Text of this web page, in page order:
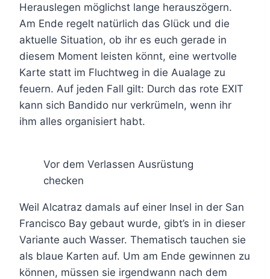
Herauslegen möglichst lange herauszögern.
Am Ende regelt natürlich das Glück und die
aktuelle Situation, ob ihr es euch gerade in
diesem Moment leisten könnt, eine wertvolle
Karte statt im Fluchtweg in die Aualage zu
feuern. Auf jeden Fall gilt: Durch das rote EXIT
kann sich Bandido nur verkrümeln, wenn ihr
ihm alles organisiert habt.
Vor dem Verlassen Ausrüstung
checken
Weil Alcatraz damals auf einer Insel in der San
Francisco Bay gebaut wurde, gibt’s in in dieser
Variante auch Wasser. Thematisch tauchen sie
als blaue Karten auf. Um am Ende gewinnen zu
können, müssen sie irgendwann nach dem